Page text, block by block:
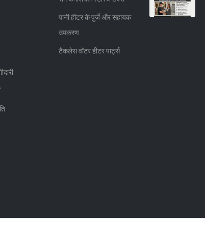
पानी हीटर के पुर्जे और सहायक
उपकरण
टैंकलेस वॉटर हीटर पार्ट्स